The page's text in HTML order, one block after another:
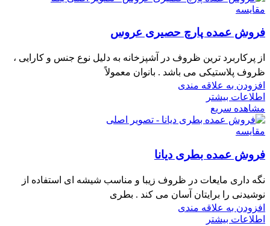
مقایسه
فروش عمده پارچ حصیری عروس
از پرکاربرد ترین ظروف در آشپزخانه به دلیل نوع جنس و کارایی ،
ظروف پلاستیکی می باشد . بانوان معمولاً
افزودن به علاقه مندی
اطلاعات بیشتر
مشاهده سریع
مقایسه
فروش عمده بطری دیانا
نگه داری مایعات در ظروف زیبا و مناسب شیشه ای استفاده از
نوشیدنی را برایتان آسان می کند . بطری
افزودن به علاقه مندی
اطلاعات بیشتر